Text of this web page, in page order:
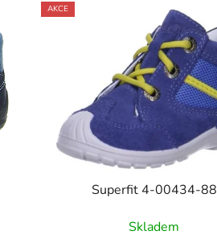
AKCE
Superfit 4-00434-88
Skladem